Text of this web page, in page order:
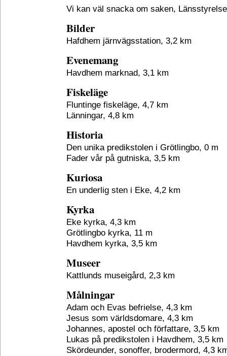
Vi kan väl snacka om saken,
Bilder
Hafdhem järnvägsstation, 3,2 km
Evenemang
Havdhem marknad, 3,1 km
Fiskeläge
Fluntinge fiskeläge, 4,7 km
Länningar, 4,8 km
Historia
Den unika predikstolen i Grötlingbo, 0 m
Fader vår på gutniska, 3,5 km
Kuriosa
En underlig sten i Eke, 4,2 km
Kyrka
Eke kyrka, 4,3 km
Grötlingbo kyrka, 11 m
Havdhem kyrka, 3,5 km
Museer
Kattlunds museigård, 2,3 km
Målningar
Adam och Evas befrielse, 4,3 km
Jesus som världsdomare, 4,3 km
Johannes, apostel och författare, 3,5 km
Lukas på predikstolen i Havdhem, 3,5 km
Skördeunder, sonoffer, brodermord, 4,3